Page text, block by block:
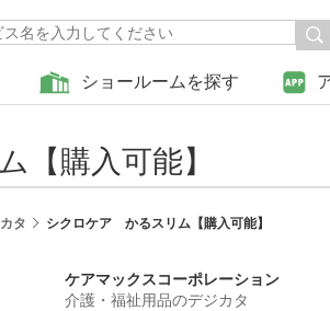
ショールームを探す
購入可能】
タ シクロケア かるスリム【購入可能】
ケアマックスコーポレーション
介護・福祉用品のデジカタ